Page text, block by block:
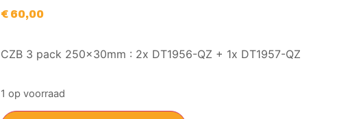
€60,00
CZB 3 pack 250x30mm : 2x DT1956-QZ + 1x DT1957-QZ
1 op voorraad